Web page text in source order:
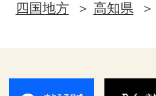
四国地方
高知県